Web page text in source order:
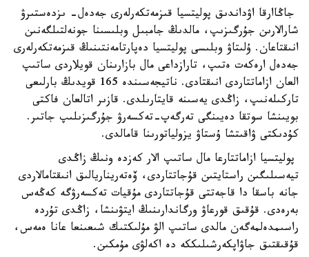
جاڭاارقا اۋداندىق پوليتسيا قىزمەتكەرلەرى جەدەل- ىزدەستىرۋ
شارالارىن جۇرگىزىپ، مالدىڭ جامبىل وبلىسىنا جونەلتىلگەنىن
انىقتاعان. ۇلىتاۋ وبلىسى پوليتسيا دەپارتامەنتىنىڭ قىزمەتكەرلەرى
جەدەل ارەكەت ەتىپ، تارازداعى مال بازارىنان قويلاردى ساتىپ
العان ازاماتتاردى انىقتادى. ناتيجەسىندە 165 قويدىڭ بارلىعى
تاركىلەنىپ، زاڭدى يەسىنە قايتارىلدى. قازىر اتالعان فاكتى
بويىنشا سوتقا دەيىنگى تەرگەپ-تەكسەرۋ جۇرگىزىلىپ جاتىر.
كۇدىكتى ۋاقىتشا ۇستاۋ يزولياتورىنا قامالدى.
پوليتسيا ازاماتتارعا مال ساتىپ الار كەزدە ونىڭ زاڭدى
تيەسىلىگىن راستايتىن قۇجاتتاردى، ۆەتەريناريالىق انىقتامالاردى
جانە باسقا دا قاجەتتى قۇجاتتاردى مۇقيات تەكسەرۋگە كەڭەس
بەرەدى. قۇقىق قورعاۋ ورگاندارىنىڭ ايتۋىنشا، زاڭدى تۇردە
راسىمدەلمەگەن مالدى ساتىپ الۋ مۇلىكتىك شىعىنعا عانا ەمەس،
قۇقىقتىق جاۋاپكەرشىلىككە دە اكەلۋى مۇمكىن.